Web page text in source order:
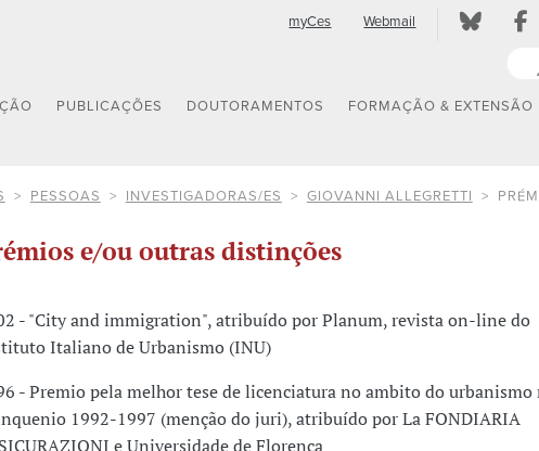
myCes Webmail
PUBLICAÇÕES DOUTORAMENTOS FORMAÇÃO & EXTENSÃO
PESSOAS INVESTIGADORAS/ES GIOVANNI ALLEGRETTI
e/ou outras distinções
- "City and immigration", atribuído por Planum, revista on-line do
Italiano de Urbanismo (INU)
- Premio pela melhor tese de licenciatura no ambito do urbanismo
1992-1997 (menção do juri), atribuído por La FONDIARIA
e Universidade de Florença